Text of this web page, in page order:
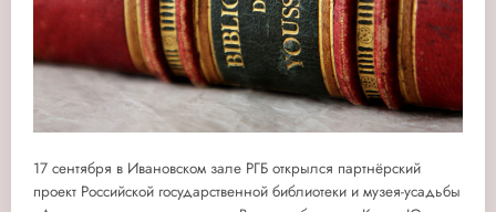
17 сентября в Ивановском зале РГБ открылся партнёрский
проект Российской государственной библиотеки и музея-усадьбы